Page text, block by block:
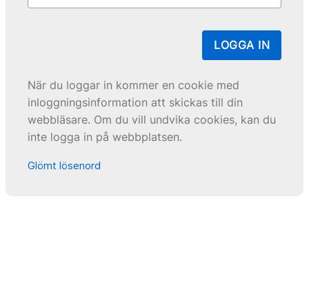
LOGGA IN
När du loggar in kommer en cookie med
inloggningsinformation att skickas till din
webbläsare. Om du vill undvika cookies, kan du
inte logga in på webbplatsen.
Glömt lösenord